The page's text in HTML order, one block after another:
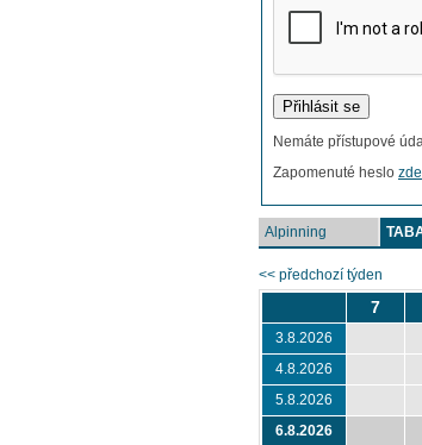
Nemáte přístupové
Zapomenuté heslo zde
Alpinning
<< předchozí týden
7
3.8.2026
4.8.2026
5.8.2026
6.8.2026